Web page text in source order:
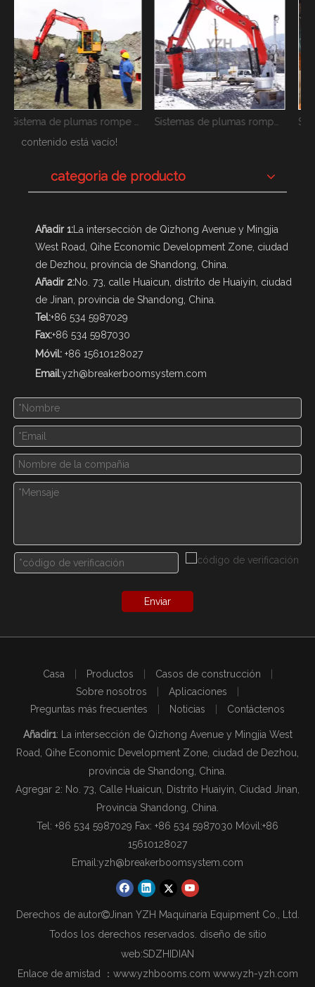
contenido está vacío!
categoria de producto
Añadir 1: La intersección de Qizhong Avenue y Mingjia
West Road, Qihe Economic Development Zone, ciudad
de Dezhou, provincia de Shandong, China.
Añadir 2:No. 73, calle Huaicun, distrito de Huaiyin, ciudad
de Jinan, provincia de Shandong, China.
Tel:+86 534 5987029
Fax:+86 534 5987030
Móvil: +86 15610128027
Email:yzh@breakerboomsystem.com
Enviar
Casa Productos Casos de construcción
Sobre nosotros
Aplicaciones
Preguntas más frecuentes
Noticias Contáctenos
Añadir1: La intersección de Qizhong Avenue y Mingjia West
Road, Qihe Economic Development Zone, ciudad de Dezhou,
provincia de Shandong, China.
Agregar 2: No. 73, Calle Huaicun, Distrito Huaiyin, Ciudad Jinan,
Provincia Shandong, China.
Tel: +86 534 5987029 Fax: +86 534 5987030 Móvil:+86
15610128027
Email:yzh@breakerboomsystem.com
Derechos de autorJinan YZH Maquinaria Equipment Co., Ltd.
Todos los derechos reservados. diseño de sitio
web:SDZHIDIAN
Enlace de amistad ： www.yzhbooms.com www.yzh-yzh.com